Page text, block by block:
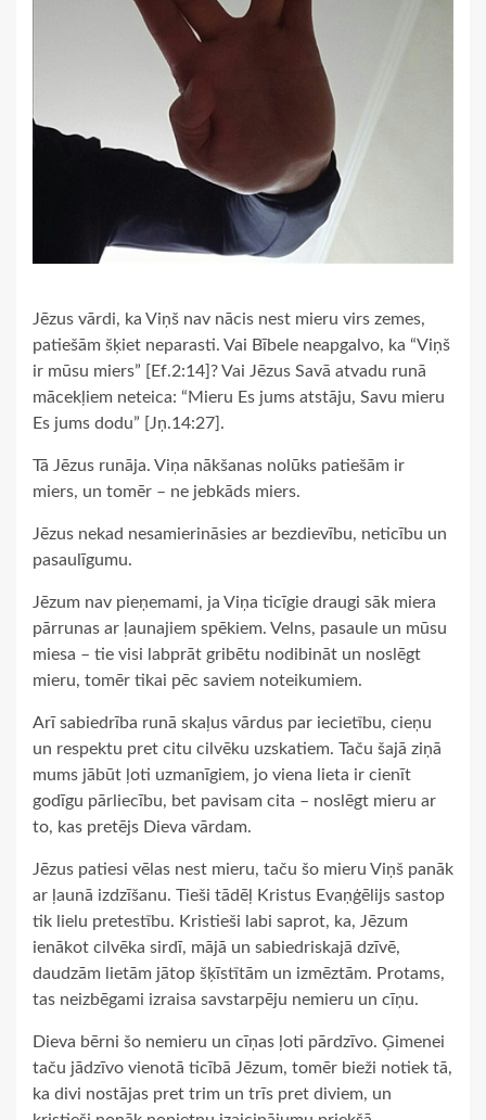
Jēzus vārdi, ka Viņš nav nācis nest mieru virs zemes,
patiešām šķiet neparasti. Vai Bībele neapgalvo, ka “Viņš
ir mūsu miers” [Ef.2:14]? Vai Jēzus Savā atvadu runā
mācekļiem neteica: “Mieru Es jums atstāju, Savu mieru
Es jums dodu” [Jņ.14:27].
Tā Jēzus runāja. Viņa nākšanas nolūks patiešām ir
miers, un tomēr – ne jebkāds miers.
Jēzus nekad nesamierināsies ar bezdievību, neticību un
pasaulīgumu.
Jēzum nav pieņemami, ja Viņa ticīgie draugi sāk miera
pārrunas ar ļaunajiem spēkiem. Velns, pasaule un mūsu
miesa – tie visi labprāt gribētu nodibināt un noslēgt
mieru, tomēr tikai pēc saviem noteikumiem.
Arī sabiedrība runā skaļus vārdus par iecietību, cieņu
un respektu pret citu cilvēku uzskatiem. Taču šajā ziņā
mums jābūt ļoti uzmanīgiem, jo viena lieta ir cienīt
godīgu pārliecību, bet pavisam cita – noslēgt mieru ar
to, kas pretējs Dieva vārdam.
Jēzus patiesi vēlas nest mieru, taču šo mieru Viņš panāk
ar ļaunā izdzīšanu. Tieši tādēļ Kristus Evaņģēlijs sastop
tik lielu pretestību. Kristieši labi saprot, ka, Jēzum
ienākot cilvēka sirdī, mājā un sabiedriskajā dzīvē,
daudzām lietām jātop šķīstītām un izmēztām. Protams,
tas neizbēgami izraisa savstarpēju nemieru un cīņu.
Dieva bērni šo nemieru un cīņas ļoti pārdzīvo. Ģimenei
taču jādzīvo vienotā ticībā Jēzum, tomēr bieži notiek tā,
ka divi nostājas pret trim un trīs pret diviem, un